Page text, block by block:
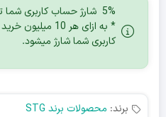
5% شارژ حساب کاربری شما تا 31 شهریور ماه
کاربری شما شارژ میشود.
برند: محصولات برند STG